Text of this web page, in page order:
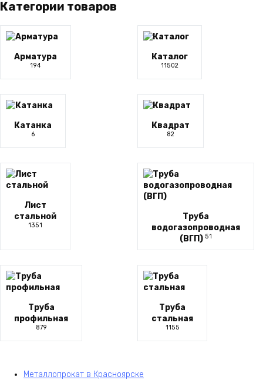
товара.
товара.
Категории товаров
Арматура
194
Каталог
11502
Катанка
6
Квадрат
82
Лист
стальной
1351
Труба
водогазопроводная
(ВГП) 51
Труба
профильная
879
Труба
стальная
1155
Металлопрокат в Красноярске